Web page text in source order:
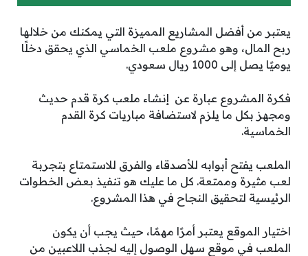
يعتبر من أفضل المشاريع المميزة التي يمكنك من خلالها
ربح المال، وهو مشروع ملعب الخماسي الذي يحقق دخلًا
يوميًا يصل إلى 1000 ريال سعودي.
فكرة المشروع عبارة عن إنشاء ملعب كرة قدم حديث
ومجهز بكل ما يلزم لاستضافة مباريات كرة القدم
الخماسية.
الملعب يفتح أبوابه للأصدقاء والفرق للاستمتاع بتجربة
لعب مثيرة وممتعة. كل ما عليك هو تنفيذ بعض الخطوات
الرئيسية لتحقيق النجاح في هذا المشروع.
اختيار الموقع يعتبر أمرًا مهمًا، حيث يجب أن يكون
الملعب في موقع سهل الوصول إليه لجذب اللاعبين من